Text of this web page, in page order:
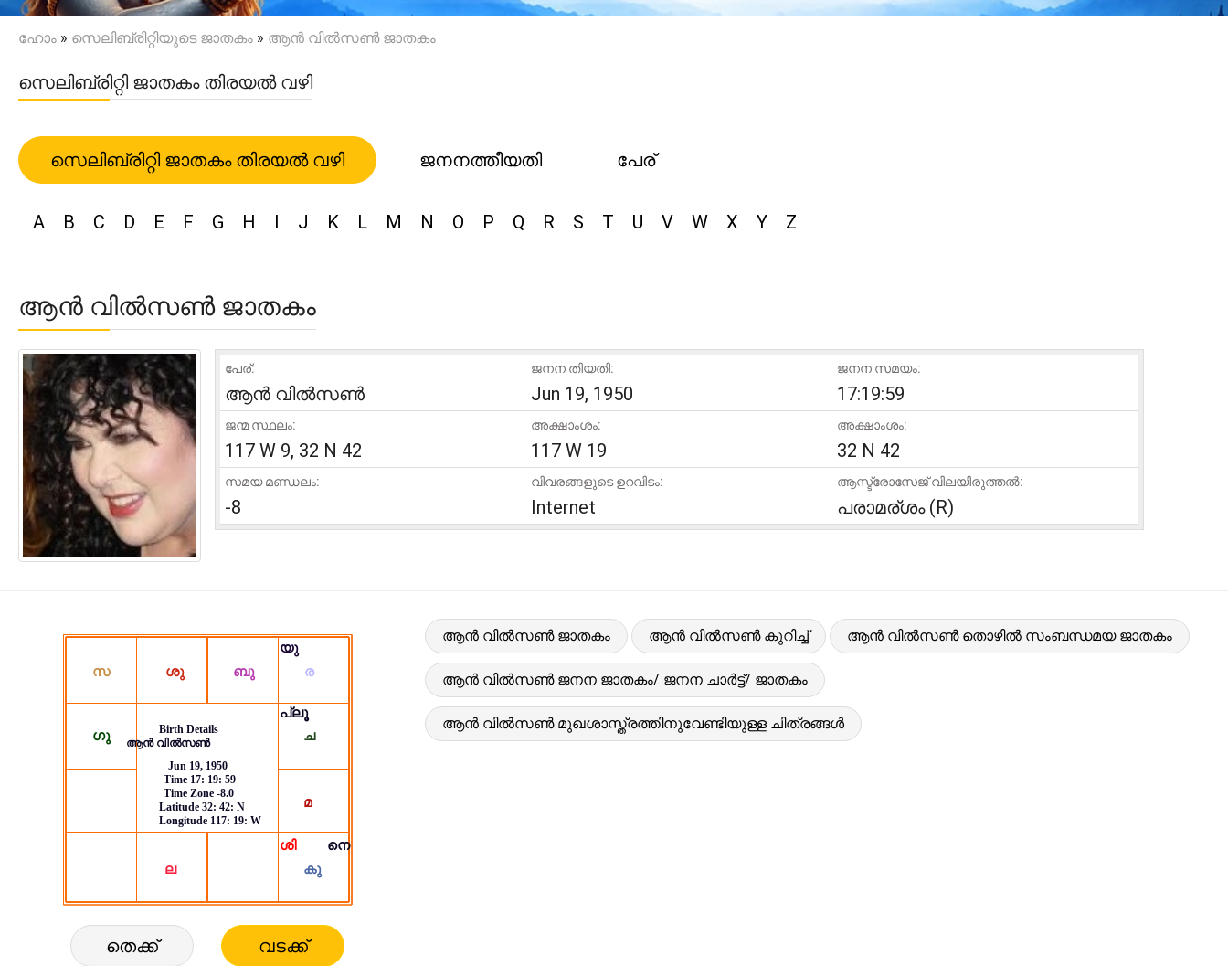
ഹോം » സെലിബ്രിറ്റിയുടെ ജാതകം » ആൻ വിൽസൺ ജാതകം
സെലിബ്രിറ്റി ജാതകം തിരയൽ വഴി
സെലിബ്രിറ്റി ജാതകം തിരയൽ വഴി ജനനത്തീയതി പേര്
A B C D E F G H I J K L M N O P Q R S T U V W X Y Z
ആൻ വിൽസൺ ജാതകം
പേര്:
ആൻ വിൽസൺ
ജനന തിയതി:
Jun 19, 1950
ജനന സമയം:
17:19:59
ജന്മ സ്ഥലം:
117 W 9, 32 N 42
അക്ഷാംശം:
117 W 19
അക്ഷാംശം:
32 N 42
സമയ മണ്ഡലം:
-8
വിവരങ്ങളുടെ ഉറവിടം:
Internet
ആസ്ട്രോസേജ് വിലയിരുത്തൽ:
പരാമര്ശം (R)
തെക്ക് വടക്ക്
ആൻ വിൽസൺ ജാതകം ആൻ വിൽസൺ കുറിച്ച് ആൻ വിൽസൺ തൊഴിൽ സംബന്ധമയ ജാതകം
ആൻ വിൽസൺ ജനന ജാതകം/ ജനന ചാർട്ട്/ ജാതകം
ആൻ വിൽസൺ മുഖശാസ്ത്രത്തിനുവേണ്ടിയുള്ള ചിത്രങ്ങൾ